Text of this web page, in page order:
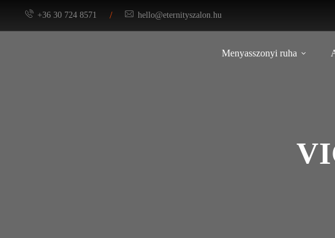
+36 30 724 8571 / hello@eternityszalon.hu
Menyasszonyi ruha